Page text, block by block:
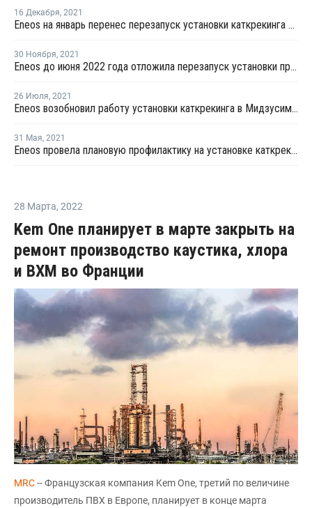
16 Декабря, 2021
Eneos на январь перенес перезапуск установки каткрекинга в Касиме
30 Ноября, 2021
Eneos до июня 2022 года отложила перезапуск установки пропилена в Кавасаки
26 Июля, 2021
Eneos возобновил работу установки каткрекинга в Мидзусиме после внепланового ремонта
31 Мая, 2021
Eneos провела плановую профилактику на установке каткрекинга в Мидзусиме
28 Марта, 2022
Kem One планирует в марте закрыть на
ремонт производство каустика, хлора
и ВХМ во Франции
MRC-- Французская компания Kem One, третий по величине
производитель ПВХ в Европе, планирует в конце марта